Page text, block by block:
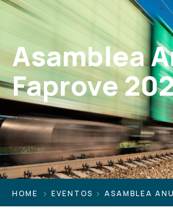
Asamblea
Faprove
HOME EVENTOS ASAMBLEA